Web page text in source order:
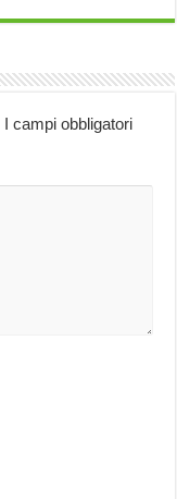
I campi obbligatori